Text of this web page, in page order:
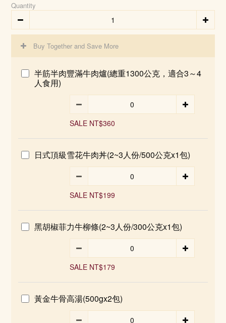
Quantity
Buy Together and Save More
半筋半肉豐滿牛肉爐(總重1300公克，適合3～4
人食用)
SALE NT$360
日式頂級雪花牛肉丼(2~3人份/500公克x1包)
SALE NT$199
黑胡椒菲力牛柳條(2~3人份/300公克x1包)
SALE NT$179
黃金牛骨高湯(500gx2包)